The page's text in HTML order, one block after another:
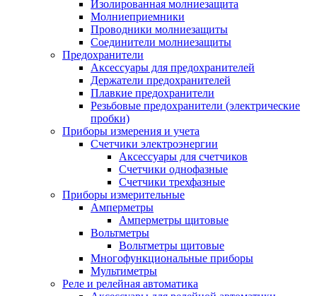
Изолированная молниезащита
Молниеприемники
Проводники молниезащиты
Соединители молниезащиты
Предохранители
Аксессуары для предохранителей
Держатели предохранителей
Плавкие предохранители
Резьбовые предохранители (электрические
пробки)
Приборы измерения и учета
Счетчики электроэнергии
Аксессуары для счетчиков
Счетчики однофазные
Счетчики трехфазные
Приборы измерительные
Амперметры
Амперметры щитовые
Вольтметры
Вольтметры щитовые
Многофункциональные приборы
Мультиметры
Реле и релейная автоматика